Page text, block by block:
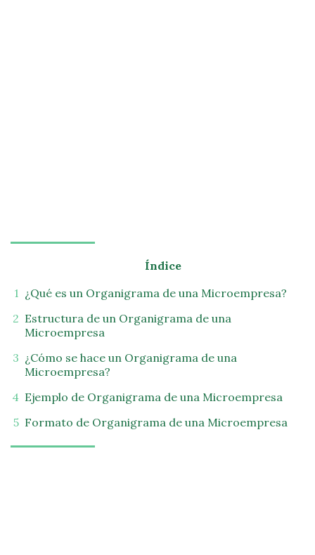
Índice
¿Qué es un Organigrama de una Microempresa?
Estructura de un Organigrama de una
Microempresa
¿Cómo se hace un Organigrama de una
Microempresa?
Ejemplo de Organigrama de una Microempresa
Formato de Organigrama de una Microempresa